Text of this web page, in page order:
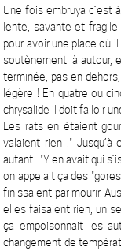
Une fois embruya c’est
lente, savante et
pour avoir une place où
soutènement là autour,
terminée, pas en
légère ! En quatre ou
chrysalide il doit falloir
Les rats en étaient
valaient rien !"
autant : "Y en avait qui
on appelait ça des
finissaient par mourir.
elles faisaient rien, un
ça empoisonnait les
changement de